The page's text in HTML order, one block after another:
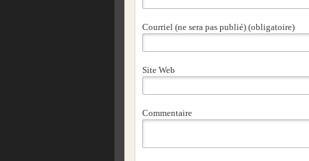
Courriel (ne sera pas publié) (obligatoire)
Site Web
Commentaire